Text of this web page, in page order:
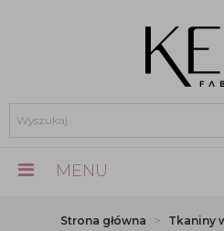
MENU
Strona główna
Tkaniny